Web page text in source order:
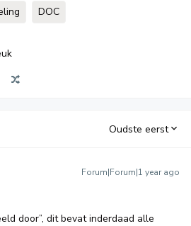
DOC
Oudste eerst
Forum|Forum|1 year ago
door”, dit bevat inderdaad alle